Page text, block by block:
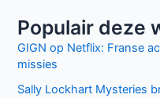
Populair deze
GIGN op Netflix: Franse
missies
Sally Lockhart Mysteries